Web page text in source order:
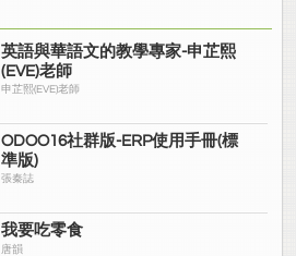
英語與華語文的教學專家-申芷熙
(EVE)老師
申芷熙(EVE)老師
ODOO16社群版-ERP使用手冊(標
準版)
張秦誌
我要吃零食
唐韻